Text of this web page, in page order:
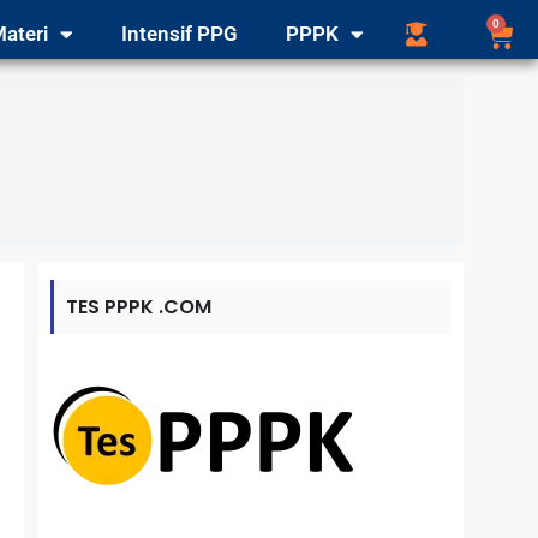
Intensif PPG PPPK 0
TES PPPK .COM